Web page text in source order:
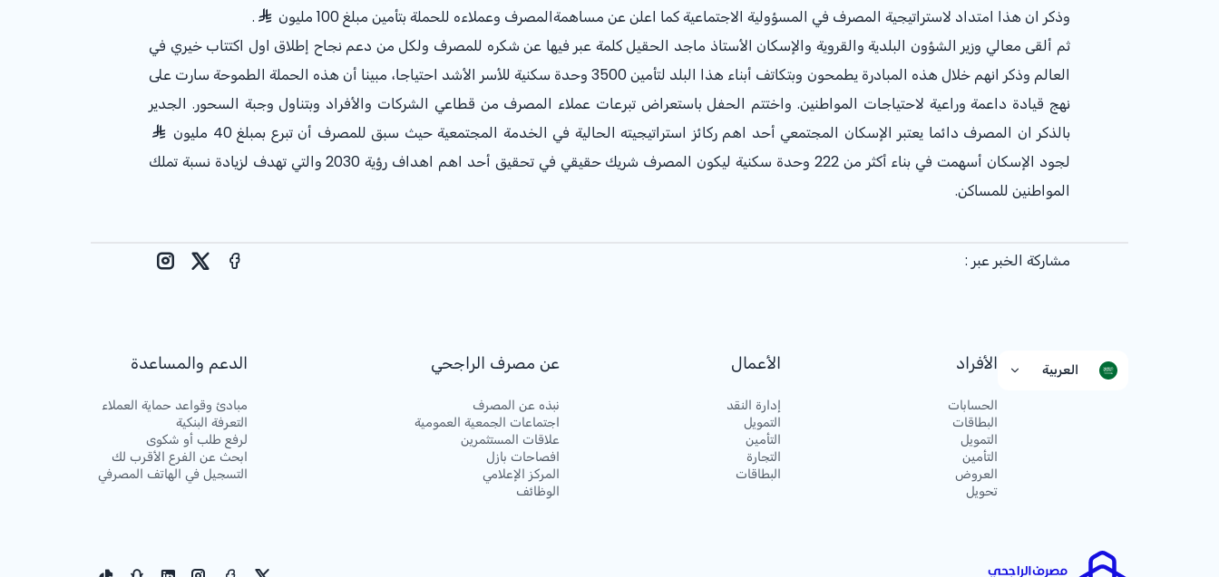
وذكر ان هذا امتداد لاستراتيجية المصرف في المسؤولية الاجتماعية كما اعلن عن مساهمةالمصرف وعملاءه للحملة بتأمين مبلغ 100 مليون
.
ثم ألقى معالي وزير الشؤون البلدية والقروية والإسكان الأستاذ ماجد الحقيل كلمة عبر فيها عن شكره للمصرف ولكل من دعم نجاح إطلاق اول اكتتاب خيري في
العالم وذكر انهم خلال هذه المبادرة يطمحون وبتكاتف أبناء هذا البلد لتأمين 3500 وحدة سكنية للأسر الأشد احتياجا، مبينا أن هذه الحملة الطموحة سارت على
نهج قيادة داعمة وراعية لاحتياجات المواطنين. واختتم الحفل باستعراض تبرعات عملاء المصرف من قطاعي الشركات والأفراد وبتناول وجبة السحور. الجدير
بالذكر ان المصرف دائما يعتبر الإسكان المجتمعي أحد اهم ركائز استراتيجيته الحالية في الخدمة المجتمعية حيث سبق للمصرف أن تبرع بمبلغ 40 مليون
لجود الإسكان أسهمت في بناء أكثر من 222 وحدة سكنية ليكون المصرف شريك حقيقي في تحقيق أحد اهم اهداف رؤية 2030 والتي تهدف لزيادة نسبة تملك
المواطنين للمساكن.
مشاركة الخبر عبر : Facebook
X
Instagram
العربية الأفراد
الحسابات
البطاقات
التمويل
التأمين
العروض
تحويل
الأعمال
إدارة النقد
التمويل
التأمين
التجارة
البطاقات
عن مصرف الراجحي
نبذه عن المصرف
اجتماعات الجمعية العمومية
علاقات المستثمرين
افصاحات بازل
المركز الإعلامي
الوظائف
الدعم والمساعدة
مبادئ وقواعد حماية العملاء
التعرفة البنكية
لرفع طلب أو شكوى
ابحث عن الفرع الأقرب لك
التسجيل في الهاتف المصرفي